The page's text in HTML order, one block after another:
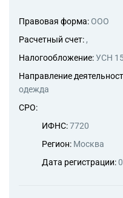
Правовая форма: ООО
Расчетный счет: ,
Налогообложение:УСН
Направление
одежда
СРО:
ИФНС:7720
Регион: Москва
Дата регистрации: